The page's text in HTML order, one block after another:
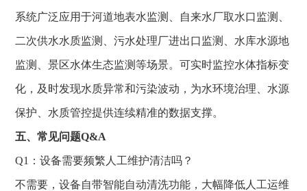
系统广泛应用于河道地表水监测、自来水厂取水口监测、
二次供水水质监测、污水处理厂进出口监测、水库水源地
监测、景区水体生态监测等场景。可实时监控水体指标变
化，及时发现水质异常和污染波动，为水环境治理、水源
保护、水质管控提供连续精准的数据支撑。
五、常见问题Q&A
Q1：设备需要频繁人工维护清洁吗？
不需要，设备自带智能自动清洗功能，大幅降低人工运维